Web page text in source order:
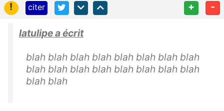
!
citer + -
latulipe a écrit
blah blah blah blah blah blah blah blah
blah blah blah blah blah blah blah blah
blah blah